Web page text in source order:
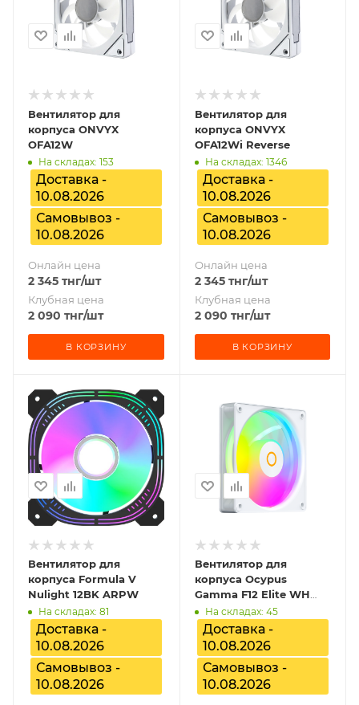
Вентилятор для
корпуса ONVYX
OFA12W
На складах: 153
Доставка -
10.08.2026
Самовывоз -
10.08.2026
Онлайн цена
2 345 тнг/шт
Клубная цена
2 090 тнг/шт
В КОРЗИНУ
Вентилятор для
корпуса ONVYX
OFA12Wi Reverse
На складах: 1346
Доставка -
10.08.2026
Самовывоз -
10.08.2026
Онлайн цена
2 345тнг/шт
Клубная цена
2 090 тнг/шт
В КОРЗИНУ
Вентилятор для
корпуса Formula V
Nulight 12BK ARPW
На складах: 81
Доставка -
10.08.2026
Самовывоз -
10.08.2026
Вентилятор для
корпуса Ocypus
Gamma F12 Elite WH
ARGB, Gamma-F12-
WH1AM00E-GL
На складах: 45
Доставка -
10.08.2026
Самовывоз -
10.08.2026